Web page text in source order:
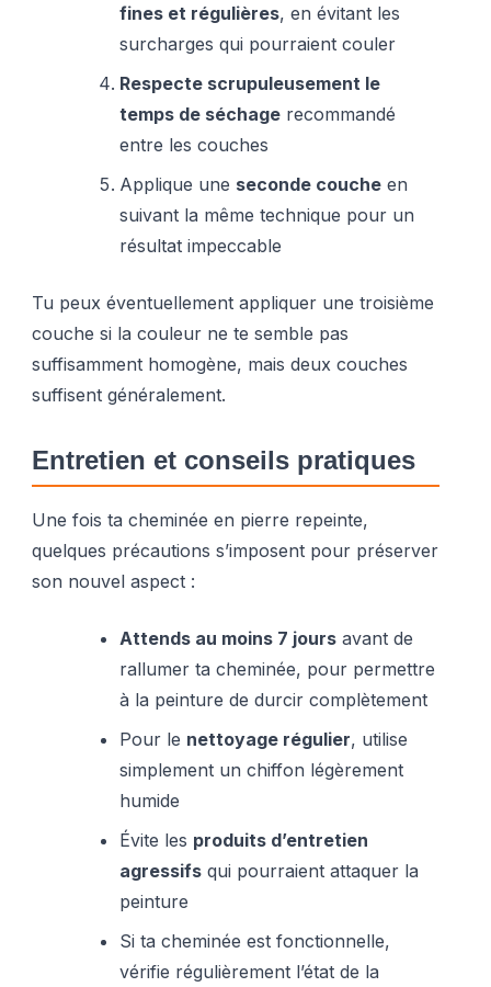
fines et régulières, en évitant les
surcharges qui pourraient couler
Respecte scrupuleusement le
temps de séchage recommandé
entre les couches
Applique une seconde couche en
suivant la même technique pour un
résultat impeccable
Tu peux éventuellement appliquer une troisième
couche si la couleur ne te semble pas
suffisamment homogène, mais deux couches
suffisent généralement.
Entretien et conseils pratiques
Une fois ta cheminée en pierre repeinte,
quelques précautions s’imposent pour préserver
son nouvel aspect :
Attends au moins 7 jours avant de
rallumer ta cheminée, pour permettre
à la peinture de durcir complètement
Pour le nettoyage régulier, utilise
simplement un chiffon légèrement
humide
Évite les produits d’entretien
agressifs qui pourraient attaquer la
peinture
Si ta cheminée est fonctionnelle,
vérifie régulièrement l’état de la